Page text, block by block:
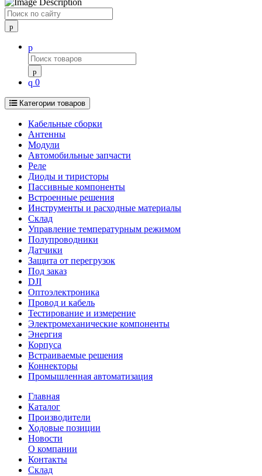
Поиск
0
Категории товаров
Кабельные сборки
Антенны
Модули
Автомобильные запчасти
Реле
Диоды и тиристоры
Пассивные компоненты
Встроенные решения
Инструменты и расходные материалы
Склад
Управление температурным режимом
Полупроводники
Датчики
Защита от перегрузок
Под заказ
DJI
Оптоэлектроника
Провод и кабель
Тестирование и измерение
Электромеханические компоненты
Энергия
Корпуса
Встраиваемые решения
Коннекторы
Промышленная автоматизация
Главная
Каталог
Производители
Ходовые позиции
Новости
О компании
Контакты
Склад